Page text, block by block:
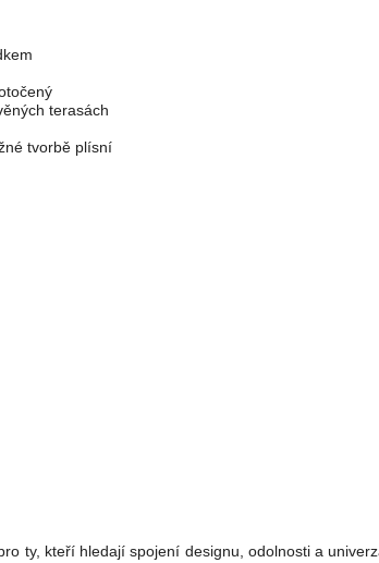
terasách
tvorbě plísní
ty, kteří hledají spojení designu, odolnosti a